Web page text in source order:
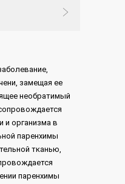
замещая ее
необратимый
и организма в
паренхимы
тканью,
паренхимы